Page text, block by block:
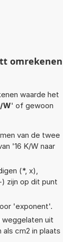
omrekenen
waarde het
W' of gewoon
van de twee
'16 K/W naar
(*, x),
zijn op dit punt
'exponent'.
uit
cm2 in plaats